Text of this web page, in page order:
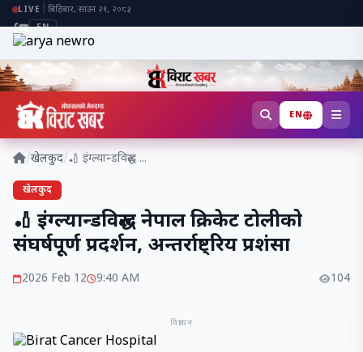
LIVE बिहिबार, साउन २१, २०८३
EN
EN
/खेलकुद/🏏 इंग्ल्यान्डविरुद्ध ...
खेलकुद
🏏 इंग्ल्यान्डविरुद्ध नेपाल क्रिकेट टोलीको
संघर्षपूर्ण प्रदर्शन, अन्तर्राष्ट्रिय प्रशंसा
2026 Feb 12 9:40 AM 104
विज्ञापन